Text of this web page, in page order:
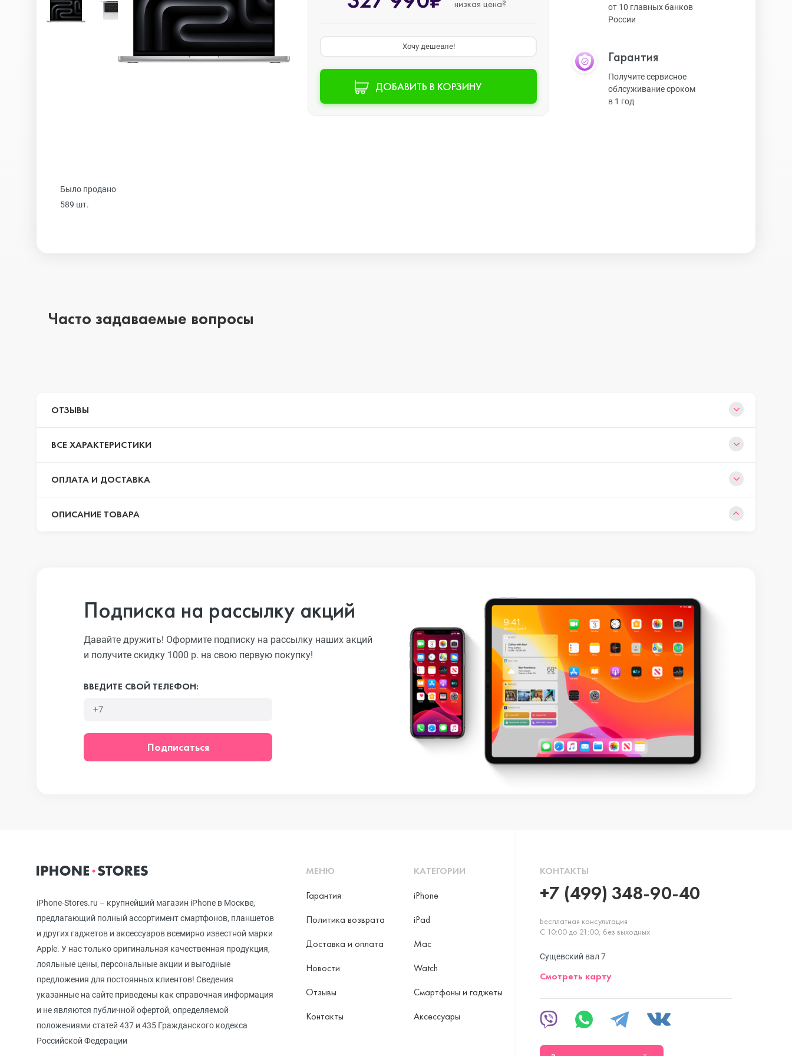
iPhone 16 Plus
iPhone 14
iPhone 13 mini
iPhone 12 Pro Max
iPhone 11 Pro Max
iPhone 11 Pro
iPhone 11
iPhone XS Max
Watch SE
низкая цена?
Хочу дешевле!
ДОБАВИТЬ В КОРЗИНУ
Было продано
589 шт.
от 10 главных банков
России
Гарантия
Получите сервисное
облсуживание сроком
в 1 год
Часто задаваемые вопросы
ОТЗЫВЫ
ВСЕ ХАРАКТЕРИСТИКИ
ОПЛАТА И ДОСТАВКА
ОПИСАНИЕ ТОВАРА
Подписка на рассылку акций
Давайте дружить! Оформите подписку на рассылку наших акций
и получите скидку 1000 р. на свою первую покупку!
ВВЕДИТЕ СВОЙ ТЕЛЕФОН:
Подписаться
iPhone-Stores.ru – крупнейший магазин iPhone в Москве,
предлагающий полный ассортимент смартфонов, планшетов
и других гаджетов и аксессуаров всемирно известной марки
Apple. У нас только оригинальная качественная продукция,
лояльные цены, персональные акции и выгодные
предложения для постоянных клиентов! Сведения
указанные на сайте приведены как справочная информация
и не являются публичной офертой, определяемой
положениями статей 437 и 435 Гражданского кодекса
Российской Федерации
МЕНЮ
Гарантия
Политика возврата
Доставка и оплата
Новости
Отзывы
Контакты
КАТЕГОРИИ
iPhone
iPad
Mac
Watch
Смартфоны и гаджеты
Аксессуары
КОНТАКТЫ
+7 (499) 348-90-40
Бесплатная консультация
С 10:00 до 21:00, без выходных
Сущевский вал 7
Смотреть карту